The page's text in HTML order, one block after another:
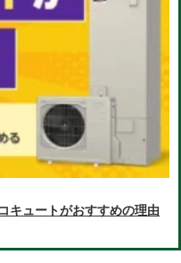
キュートがおすすめの理由